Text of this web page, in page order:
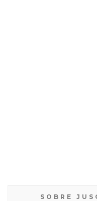
SOBRE